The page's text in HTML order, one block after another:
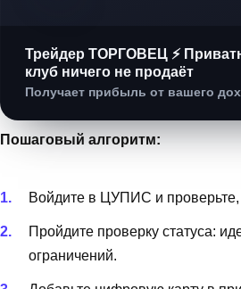
Трейдер ТОРГОВЕЦ ⚡
клуб ничего не продаёт
Получает прибыль от вашего
Пошаговый алгоритм:
Войдите в ЦУПИС и проверьте,
Пройдите проверку статуса:
ограничений.